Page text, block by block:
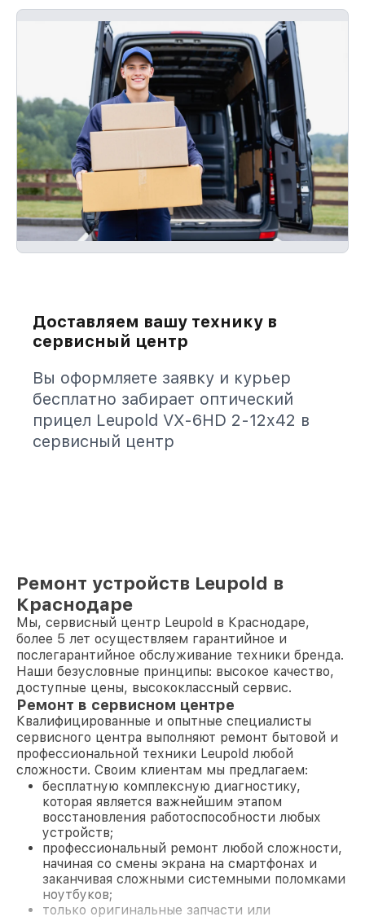
Доставляем вашу технику в
сервисный центр
Вы оформляете заявку и курьер
бесплатно забирает оптический
прицел Leupold VX-6HD 2-12x42 в
сервисный центр
Ремонт устройств Leupold в
Краснодаре
Мы, сервисный центр Leupold в Краснодаре,
более 5 лет осуществляем гарантийное и
послегарантийное обслуживание техники бренда.
Наши безусловные принципы: высокое качество,
доступные цены, высококлассный сервис.
Ремонт в сервисном центре
Квалифицированные и опытные специалисты
сервисного центра выполняют ремонт бытовой и
профессиональной техники Leupold любой
сложности. Своим клиентам мы предлагаем:
бесплатную комплексную диагностику,
которая является важнейшим этапом
восстановления работоспособности любых
устройств;
профессиональный ремонт любой сложности,
начиная со смены экрана на смартфонах и
заканчивая сложными системными поломками
ноутбуков;
только оригинальные запчасти или